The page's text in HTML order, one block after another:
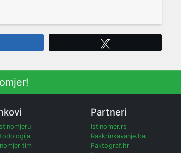
tim
Partneri
Istinomer.rs
Raskrinkavanje.ba
Faktograf.hr